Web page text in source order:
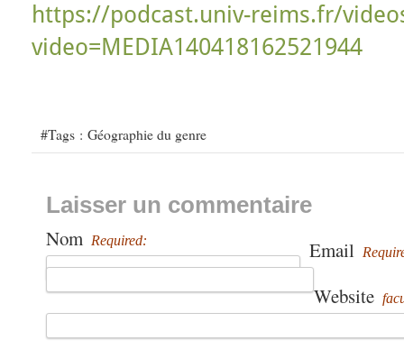
https://podcast.univ-reims.fr/
video=MEDIA140418162521944
#Tags : Géographie du genre
Laisser un commentaire
Nom Required: Email
Website